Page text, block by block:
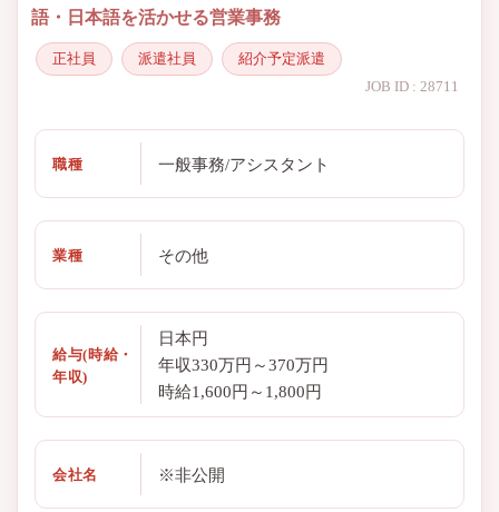
語・日本語を活かせる営業事務
正社員 派遣社員
紹介予定派遣
JOB ID : 28711
職種 一般事務/アシスタント
業種 その他
給与(時給・
年収)
日本円
年収330万円～370万円
時給1,600円～1,800円
会社名 ※非公開